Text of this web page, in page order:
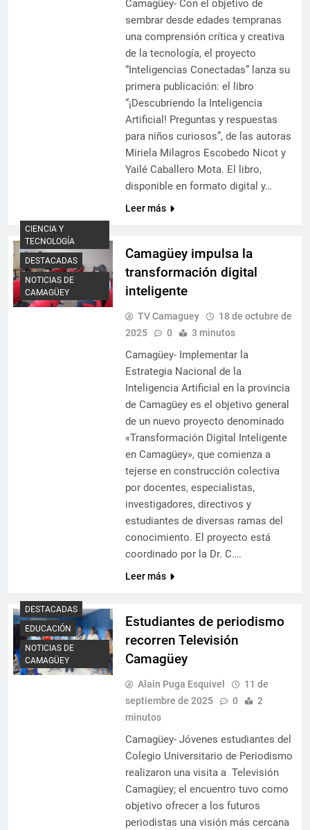
Camagüey- Con el objetivo de
sembrar desde edades tempranas
una comprensión crítica y creativa
de la tecnología, el proyecto
“Inteligencias Conectadas” lanza su
primera publicación: el libro
“¡Descubriendo la Inteligencia
Artificial! Preguntas y respuestas
para niños curiosos”, de las autoras
Miriela Milagros Escobedo Nicot y
Yailé Caballero Mota. El libro,
disponible en formato digital y…
Leer más
CIENCIA Y
TECNOLOGÍA
DESTACADAS
NOTICIAS DE
CAMAGÜEY
Camagüey impulsa la
transformación digital
inteligente
TV Camaguey
18 de octubre de
2025
0 3 minutos
Camagüey- Implementar la
Estrategia Nacional de la
Inteligencia Artificial en la provincia
de Camagüey es el objetivo general
de un nuevo proyecto denominado
«Transformación Digital Inteligente
en Camagüey», que comienza a
tejerse en construcción colectiva
por docentes, especialistas,
investigadores, directivos y
estudiantes de diversas ramas del
conocimiento. El proyecto está
coordinado por la Dr. C….
Leer más
DESTACADAS
EDUCACIÓN
NOTICIAS DE
CAMAGÜEY
Estudiantes de periodismo
recorren Televisión
Camagüey
Alain Puga Esquivel
11 de
septiembre de 2025
0
2
minutos
Camagüey- Jóvenes estudiantes del
Colegio Universitario de Periodismo
realizaron una visita a Televisión
Camagüey; el encuentro tuvo como
objetivo ofrecer a los futuros
periodistas una visión más cercana